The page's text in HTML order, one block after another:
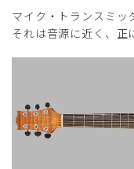
マイク・トランスミッ
それは音源に近く、正